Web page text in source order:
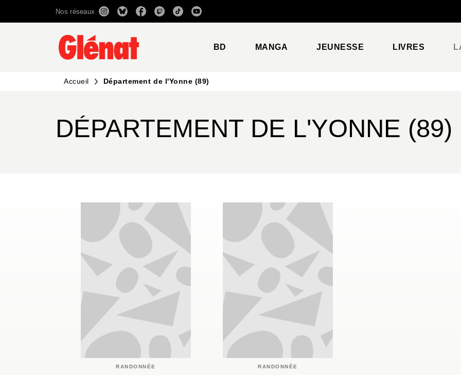
RECHERCHE CONTENU
Nos réseaux
BD MANGA JEUNESSE LIVRES
Accueil Département de l'Yonne (89)
DÉPARTEMENT DE L'YONNE (89)
RANDONNÉE RANDONNÉE